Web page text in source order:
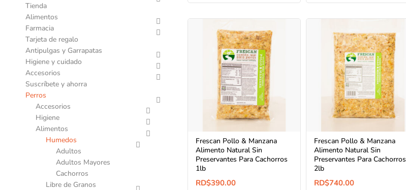
Tienda
Alimentos
Farmacia
Tarjeta de regalo
Antipulgas y Garrapatas
Higiene y cuidado
Accesorios
Suscríbete y ahorra
Perros
Accesorios
Higiene
Alimentos
Humedos
Adultos
Adultos Mayores
Cachorros
Libre de Granos
Frescan Pollo & Manzana
Alimento Natural Sin
Preservantes Para Cachorros
1lb
RD$390.00
Frescan Pollo & Manzana
Alimento Natural Sin
Preservantes Para Cachorros
2lb
RD$740.00